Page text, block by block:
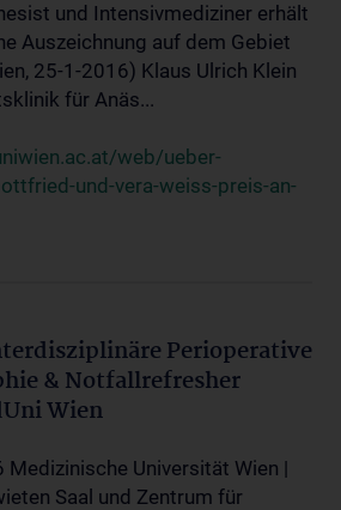
und Intensivmediziner erhält
Auszeichnung auf dem Gebiet
25-1-2016) Klaus Ulrich Klein
für Anäs...
web/ueber-
und-vera-weiss-preis-an-
Perioperative
& Notfallrefresher
Wien
Medizinische Universität Wien |
Saal und Zentrum für